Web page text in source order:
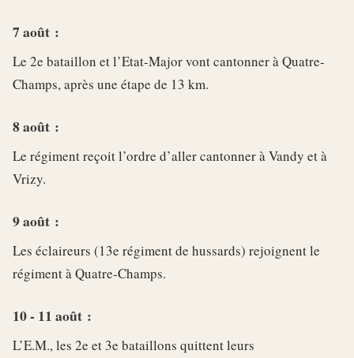
7 août :
Le 2e bataillon et l’Etat-Major vont cantonner à Quatre-
Champs, après une étape de 13 km.
8 août :
Le régiment reçoit l’ordre d’aller cantonner à Vandy et à
Vrizy.
9 août :
Les éclaireurs (13e régiment de hussards) rejoignent le
régiment à Quatre-Champs.
10 - 11 août :
L’E.M., les 2e et 3e bataillons quittent leurs